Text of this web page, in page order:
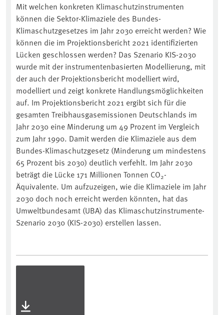
Mit welchen konkreten Klimaschutzinstrumenten
können die Sektor-Klimaziele des Bundes-
Klimaschutzgesetzes im Jahr 2030 erreicht werden? Wie
können die im Projektionsbericht 2021 identifizierten
Lücken geschlossen werden? Das Szenario KIS-2030
wurde mit der instrumentenbasierten Modellierung, mit
der auch der Projektionsbericht modelliert wird,
modelliert und zeigt konkrete Handlungsmöglichkeiten
auf. Im Projektionsbericht 2021 ergibt sich für die
gesamten Treibhausgasemissionen Deutschlands im
Jahr 2030 eine Minderung um 49 Prozent im Vergleich
zum Jahr 1990. Damit werden die Klimaziele aus dem
Bundes-Klimaschutzgesetz (Minderung um mindestens
65 Prozent bis 2030) deutlich verfehlt. Im Jahr 2030
beträgt die Lücke 171 Millionen Tonnen CO2-
Äquivalente. Um aufzuzeigen, wie die Klimaziele im Jahr
2030 doch noch erreicht werden könnten, hat das
Umweltbundesamt (UBA) das Klimaschutzinstrumente-
Szenario 2030 (KIS-2030) erstellen lassen.